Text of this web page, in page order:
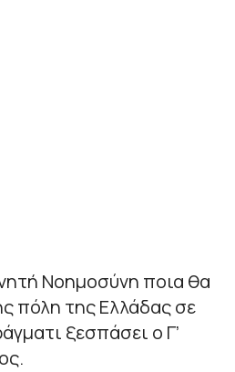
Νοημοσύνη ποια θα
πόλη της Ελλάδας σε
ξεσπάσει ο Γ’